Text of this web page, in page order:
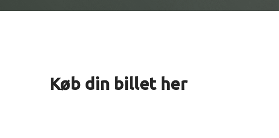
Køb din billet her